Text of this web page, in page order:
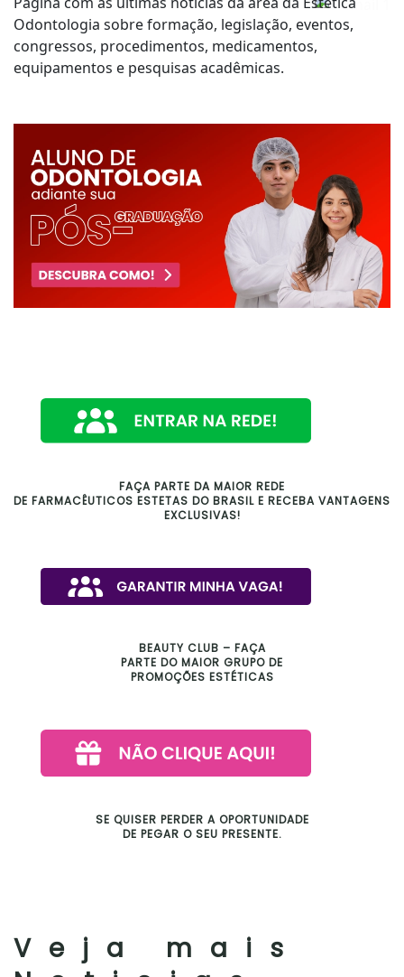
Odontologia sobre formação, legislação, eventos,
congressos, procedimentos, medicamentos,
equipamentos e pesquisas acadêmicas.
FAÇA PARTE DA MAIOR REDE
DE FARMACÊUTICOS ESTETAS DO BRASIL E RECEBA VANTAGENS
EXCLUSIVAS!
BEAUTY CLUB – FAÇA
PARTE DO MAIOR GRUPO DE
PROMOÇÕES ESTÉTICAS
SE QUISER PERDER A OPORTUNIDADE
DE PEGAR O SEU PRESENTE.
Veja mais